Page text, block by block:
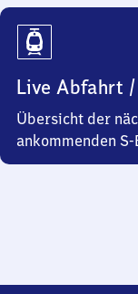
Live Abfahrt
Übersicht der
ankommenden S-